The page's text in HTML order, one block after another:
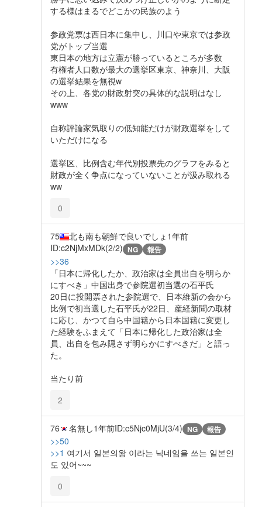
する様はまるでどこかの民族のよう
参政党票は西日本に集中し、川口や東京では参政
党がトップ当選
東日本の地方は立憲が勝っているところが多数
有権者人口数が最大の選挙区東京、神奈川、大阪
の選挙結果を無視w
その上、各党の財政射突の具体的な説明はなし
www
自称評論家気取りの低知能だけが財政選挙をして
いただけになる
選挙区、比例含む年代別投票先のグラフをみると
財政が全く争点になっていないことが汲み取れる
ww
0
75 北も南も朝鮮で良いでしょ 1年前
ID:c2NjMxMDk(2/2) NG 報告
>>36
「日本に帰化したか、政治家は全員出自を明らか
にすべき」中国出身で参院選初当選の石平氏
20日に投開票された参院選で、日本維新の会から
比例で初当選した石平氏が22日、産経新聞の取材
に応じ、かつて自ら中国籍から日本国籍に変更し
た経験をふまえて「日本に帰化した政治家は全
員、出自を包み隠さず明らかにすべきだ」と語っ
た。
当たり前
2
76 名無し1年前ID:c5Njc0MjU(3/4) NG 報告
>>50
>>1 여기서 일본의왕 이라는 닉네임을 쓰는 일본인
도 있어~~~
0